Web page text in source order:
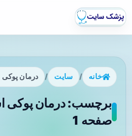
خانه / سایت / درمان
برچسب: درمان پوکی
صفحه 1